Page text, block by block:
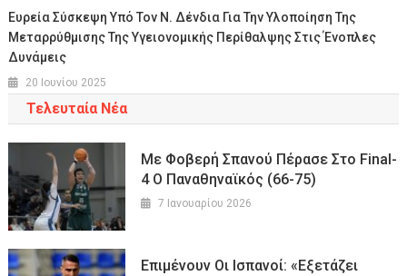
Ευρεία Σύσκεψη Υπό Τον Ν. Δένδια Για Την Υλοποίηση Της
Μεταρρύθμισης Της Υγειονομικής Περίθαλψης Στις Ένοπλες
Δυνάμεις
20 Ιουνίου 2025
Τελευταία Νέα
Με Φοβερή Σπανού Πέρασε Στο Final-
4 Ο Παναθηναϊκός (66-75)
7 Ιανουαρίου 2026
Επιμένουν Οι Ισπανοί: «Εξετάζει